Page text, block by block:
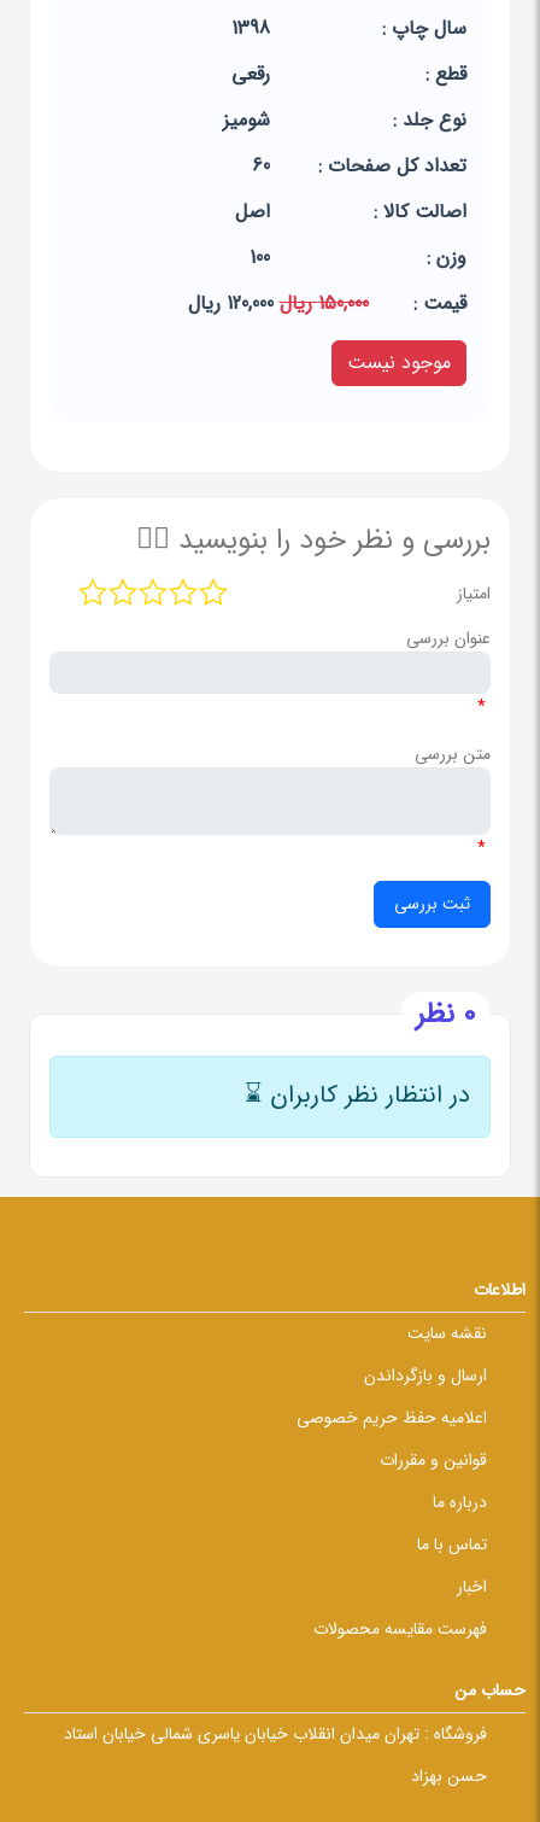
سال چاپ :
1398
قطع :
رقعی
نوع جلد :
شومیز
تعداد کل صفحات :
60
اصالت کالا :
اصل
وزن :
100
قيمت :
150,000 ریال
120,000 ریال
موجود نیست
بررسی و نظر خود را بنویسید ✍🏻
امتیاز
عنوان بررسی
*
متن بررسی
*
0 نظر
در انتظار نظر کاربران ⌛
اطلاعات
نقشه سایت
ارسال و بازگرداندن
اعلامیه حفظ حریم خصوصی
قوانین و مقررات
درباره ما
تماس با ما
اخبار
فهرست مقایسه محصولات
حساب من
فروشگاه : تهران میدان انقلاب خیابان یاسری شمالی خیابان استاد
حسن بهزاد